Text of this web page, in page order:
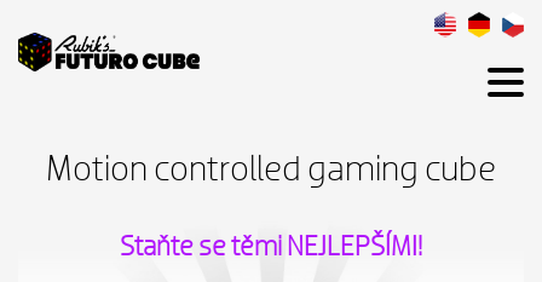
Motion controlled gaming cube
Staňte se těmi NEJLEPŠÍMI!